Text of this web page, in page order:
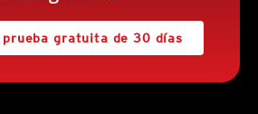
gratuita de 30 días